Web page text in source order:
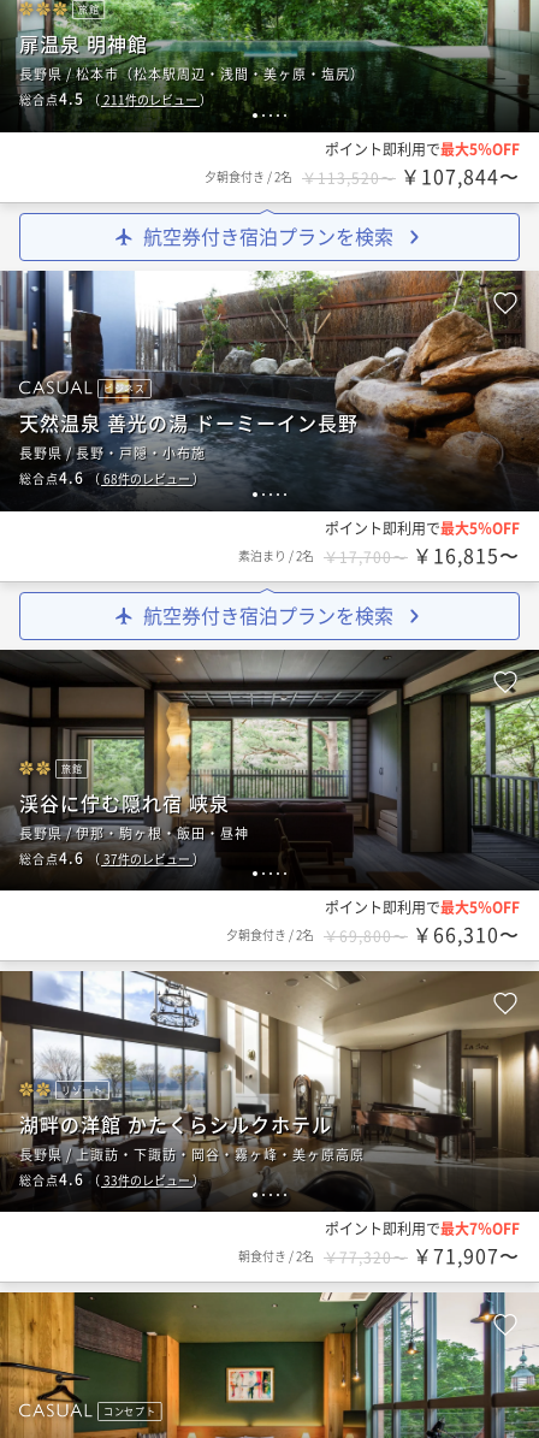
12 34 5
旅館
扉温泉 明神館
長野県 / 松本市（松本駅周辺・浅間・美ヶ原・塩尻）
総合点4.5（ 211件のレビュー）
ポイント即利用で最大5％OFF
夕朝食付き /2名 ￥113,520〜 ￥107,844〜
航空券付き宿泊プランを検索
1 2 3 4 5
ビジネス
天然温泉 善光の湯 ドーミーイン長野
長野県 / 長野・戸隠・小布施
総合点4.6（ 68件のレビュー）
ポイント即利用で最大5％OFF
素泊まり /2名 ￥17,700〜 ￥16,815〜
航空券付き宿泊プランを検索
1 2 3 4 5
旅館
渓谷に佇む隠れ宿 峡泉
長野県 / 伊那・駒ヶ根・飯田・昼神
総合点4.6 （ 37件のレビュー）
ポイント即利用で最大5％OFF
夕朝食付き /2名 ￥69,800〜 ￥66,310〜
1 23 45
リゾート
湖畔の洋館 かたくらシルクホテル
長野県 / 上諏訪・下諏訪・岡谷・霧ヶ峰・美ヶ原高原
総合点4.6 （ 33件のレビュー）
ポイント即利用で最大7％OFF
朝食付き /2名 ￥77,320〜 ￥71,907〜
コンセプト